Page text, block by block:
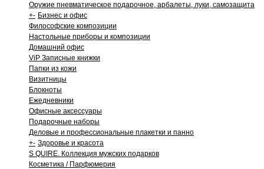
Оружие пневматическое подарочное, арбалеты, луки, самозащита
+- Бизнес и офис
Философские композиции
Настольные приборы и композиции
Домашний офис
ViP Записные книжки
Папки из кожи
Визитницы
Блокноты
Ежедневники
Офисные аксессуары
Подарочные наборы
Деловые и профессиональные плакетки и панно
+- Здоровье и красота
S QUIRE. Коллекция мужских подарков
Косметика / Парфюмерия